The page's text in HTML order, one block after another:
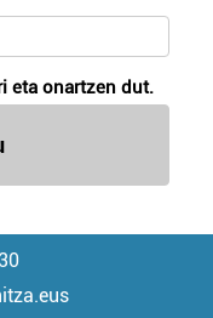
eta onartzen dut.